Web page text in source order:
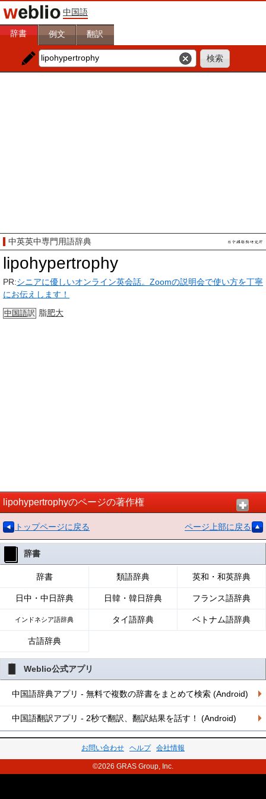
中国語
辞書 例文 翻訳
中英英中専門用語辞典
lipohypertrophy
PR:シニアに優しいオンライン英会話。Zoomの説明会で使い方を丁寧
にお伝えします！
中国語訳 脂肥大
lipohypertrophyのページの著作権
トップページに戻る ページ上部に戻る
辞書
辞書 類語辞典 英和・和英辞典
日中・中日辞典 日韓・韓日辞典 フランス語辞典
インドネシア語辞典 タイ語辞典 ベトナム語辞典
古語辞典
Weblio公式アプリ
中国語辞典アプリ - 無料で複数の辞書をまとめて検索 (Android)
中国語翻訳アプリ - 2秒で翻訳、翻訳結果を話す！ (Android)
お問い合わせ ヘルプ 会社情報
©2026 GRAS Group, Inc.